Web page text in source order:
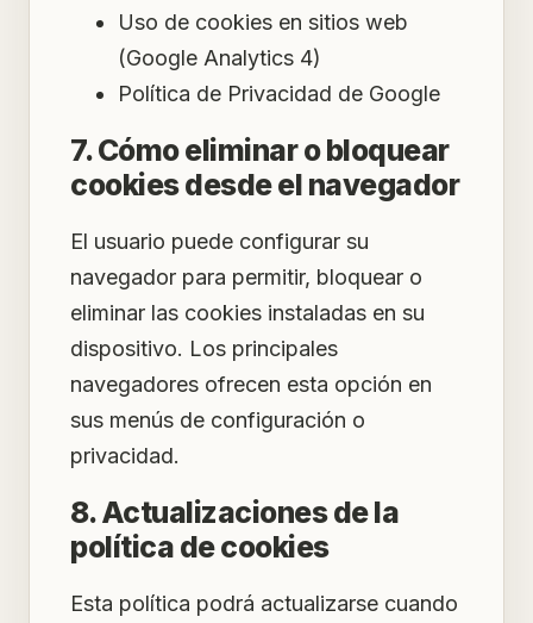
Uso de cookies en sitios web
(Google Analytics 4)
Política de Privacidad de Google
7. Cómo eliminar o bloquear
cookies desde el navegador
El usuario puede configurar su
navegador para permitir, bloquear o
eliminar las cookies instaladas en su
dispositivo. Los principales
navegadores ofrecen esta opción en
sus menús de configuración o
privacidad.
8. Actualizaciones de la
política de cookies
Esta política podrá actualizarse cuando